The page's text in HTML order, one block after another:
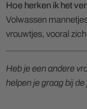
Hoe herken ik het
Volwassen
vrouwtjes, vooral
Heb je een andere
helpen je graag bij